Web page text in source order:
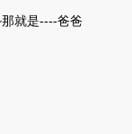
就是----爸爸